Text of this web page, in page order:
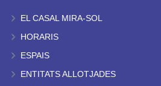
EL CASAL MIRA-SOL
HORARIS
ESPAIS
ENTITATS ALLOTJADES